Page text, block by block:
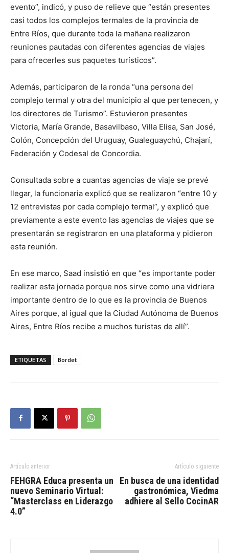
evento”, indicó, y puso de relieve que “están presentes
casi todos los complejos termales de la provincia de
Entre Ríos, que durante toda la mañana realizaron
reuniones pautadas con diferentes agencias de viajes
para ofrecerles sus paquetes turísticos”.
Además, participaron de la ronda “una persona del
complejo termal y otra del municipio al que pertenecen, y
los directores de Turismo”. Estuvieron presentes
Victoria, María Grande, Basavilbaso, Villa Elisa, San José,
Colón, Concepción del Uruguay, Gualeguaychú, Chajarí,
Federación y Codesal de Concordia.
Consultada sobre a cuantas agencias de viaje se prevé
llegar, la funcionaria explicó que se realizaron “entre 10 y
12 entrevistas por cada complejo termal”, y explicó que
previamente a este evento las agencias de viajes que se
presentarán se registraron en una plataforma y pidieron
esta reunión.
En ese marco, Saad insistió en que “es importante poder
realizar esta jornada porque nos sirve como una vidriera
importante dentro de lo que es la provincia de Buenos
Aires porque, al igual que la Ciudad Autónoma de Buenos
Aires, Entre Ríos recibe a muchos turistas de allí”.
ETIQUETAS Bordet
Artículo anterior
FEHGRA Educa presenta un
nuevo Seminario Virtual:
“Masterclass en Liderazgo
4.0”
Artículo siguiente
En busca de una identidad
gastronómica, Viedma
adhiere al Sello CocinAR